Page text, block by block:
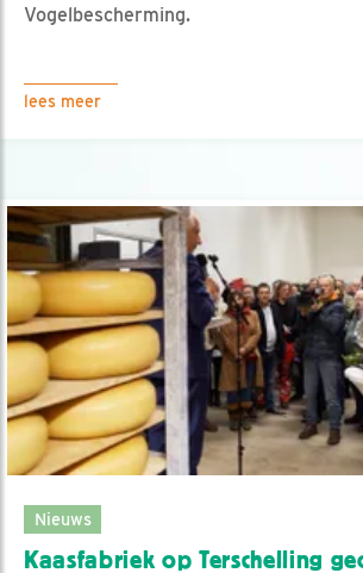
Vogelbescherming.
lees meer
Nieuws
Kaasfabriek op Terschelling